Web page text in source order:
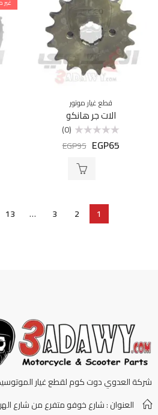
قطع غيار موتور
الات جر هانكو
التقييم
(0)
EGP65
EGP95
غير
1
2
3
…
13
شركة العدوي دوت كوم لقطع غيار
العنوان : شارع خوفو متفرع من شارع